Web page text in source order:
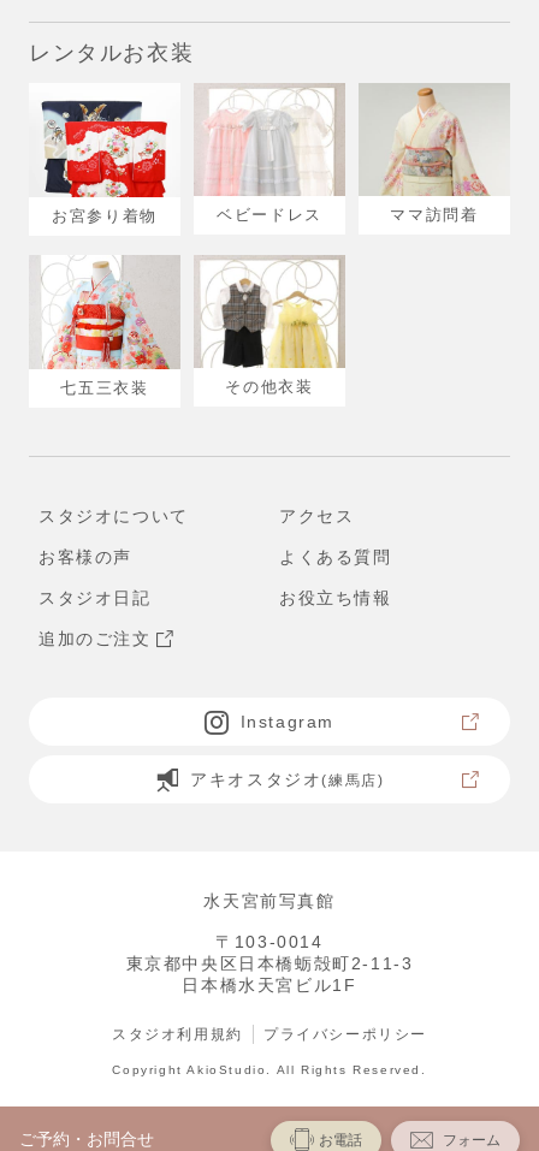
レンタルお衣装
お宮参り着物 ベビードレス ママ訪問着
七五三衣装 その他衣装
スタジオについて アクセス
お客様の声 よくある質問
スタジオ日記 お役立ち情報
追加のご注文
Instagram
アキオスタジオ(練馬店)
水天宮前写真館
〒103-0014
東京都中央区日本橋蛎殻町2-11-3
日本橋水天宮ビル1F
スタジオ利用規約 プライバシーポリシー
Copyright AkioStudio. All Rights Reserved.
ご予約・お問合せ お電話 フォーム